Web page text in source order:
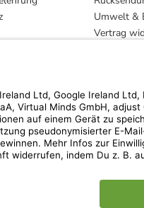
Umwelt &
Vertrag
* Streichpreise entsprechen der
ᵃ Die jeweils aktuellen